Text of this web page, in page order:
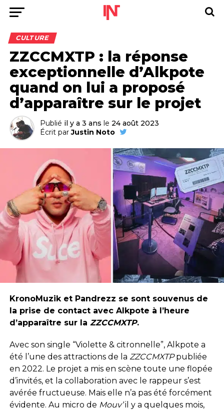
CULTURE
ZZCCMXTP : la réponse
exceptionnelle d’Alkpote
quand on lui a proposé
d’apparaître sur le projet
Publié il y a 3 ans le 24 août 2023
Écrit par Justin Noto
KronoMuzik et Pandrezz se sont souvenus de
la prise de contact avec Alkpote à l’heure
d’apparaître sur la ZZCCMXTP.
Avec son single “Violette & citronnelle”, Alkpote a
été l’une des attractions de la ZZCCMXTPpubliée
en 2022. Le projet a mis en scène toute une flopée
d’invités, et la collaboration avec le rappeur s’est
avérée fructueuse. Mais elle n’a pas été forcément
évidente. Au micro de Mouv’il y a quelques mois,